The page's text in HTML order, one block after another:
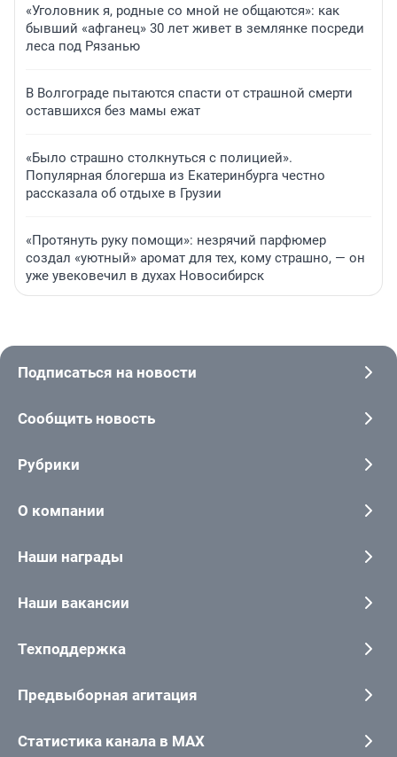
«Уголовник я, родные со мной не общаются»: как
бывший «афганец» 30 лет живет в землянке посреди
леса под Рязанью
В Волгограде пытаются спасти от страшной смерти
оставшихся без мамы ежат
«Было страшно столкнуться с полицией».
Популярная блогерша из Екатеринбурга честно
рассказала об отдыхе в Грузии
«Протянуть руку помощи»: незрячий парфюмер
создал «уютный» аромат для тех, кому страшно, — он
уже увековечил в духах Новосибирск
Подписаться на новости
Сообщить новость
Рубрики
О компании
Наши награды
Наши вакансии
Техподдержка
Предвыборная агитация
Статистика канала в MAX